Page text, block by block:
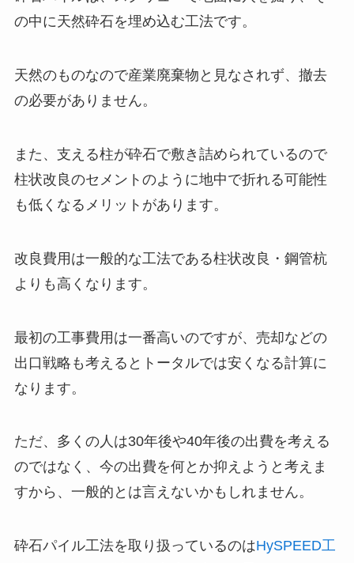
の中に天然砕石を埋め込む工法です。
天然のものなので産業廃棄物と見なされず、撤去
の必要がありません。
また、支える柱が砕石で敷き詰められているので
柱状改良のセメントのように地中で折れる可能性
も低くなるメリットがあります。
改良費用は一般的な工法である柱状改良・鋼管杭
よりも高くなります。
最初の工事費用は一番高いのですが、売却などの
出口戦略も考えるとトータルでは安くなる計算に
なります。
ただ、多くの人は30年後や40年後の出費を考える
のではなく、今の出費を何とか抑えようと考えま
すから、一般的とは言えないかもしれません。
砕石パイル工法を取り扱っているのはHySPEED工